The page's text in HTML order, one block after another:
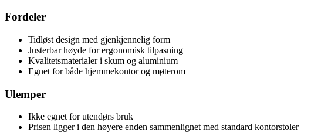
Fordeler
Tidløst design med gjenkjennelig form
Justerbar høyde for ergonomisk tilpasning
Kvalitetsmaterialer i skum og aluminium
Egnet for både hjemmekontor og møterom
Ulemper
Ikke egnet for utendørs bruk
Prisen ligger i den høyere enden sammenlignet med standard kontorstoler